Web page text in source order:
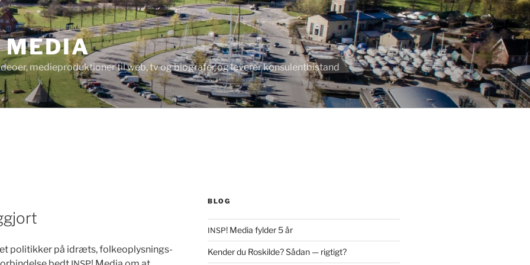
MEDIA
medieproduktioner til web, tv og biografer og leverer konsulentbistand
poli­tikker på idræts, folkeo­plysnings-
BLOG
INSP! Media fylder 5 år
Kender du Roskilde? Sådan — rigtigt?